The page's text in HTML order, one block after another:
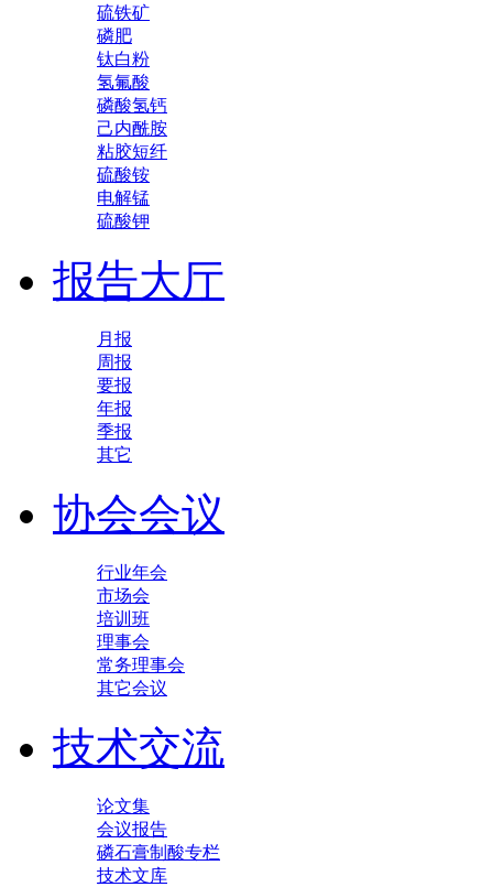
硫铁矿
磷肥
钛白粉
氢氟酸
磷酸氢钙
己内酰胺
粘胶短纤
硫酸铵
电解锰
硫酸钾
报告大厅
月报
周报
要报
年报
季报
其它
协会会议
行业年会
市场会
培训班
理事会
常务理事会
其它会议
技术交流
论文集
会议报告
磷石膏制酸专栏
技术文库